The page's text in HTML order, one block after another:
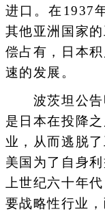
进口。在1937
其他亚洲国家
偿占有，日本
速的发展。
波茨坦公告
是日本在投降
业，从而逃脱
美国为了自身
上世纪六十年
要战略性行业，